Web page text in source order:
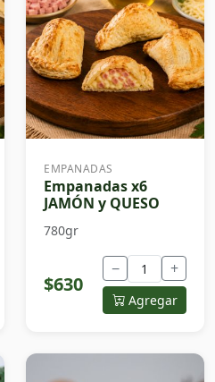
EMPANADAS
Empanadas x6
JAMÓN y QUESO
780gr
$630
− +
Agregar